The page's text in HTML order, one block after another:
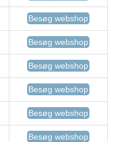
Besøg webshop
Besøg webshop
Besøg webshop
Besøg webshop
Besøg webshop
Besøg webshop